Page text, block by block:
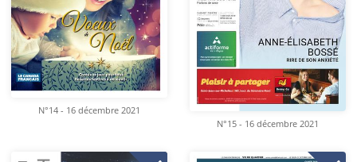
N°14 - 16 décembre 2021
N°15 - 16 décembre 2021